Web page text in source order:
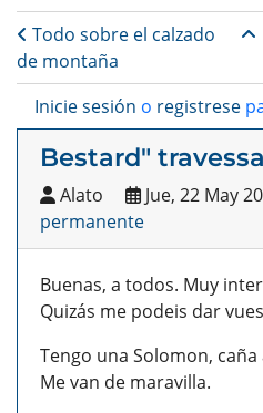
Enlaces
Todo sobre el calzado
de montaña
Inicie sesión o registrese
Bestard" travessa
Alato Jue, 22 May
permanente
Buenas, a todos. Muy
Quizás me podeis dar
Tengo una Solomon,
Me van de maravilla.